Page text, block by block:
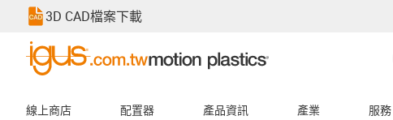
3D CAD檔案下載
線上商店 配置器 產品資訊 產業 服務